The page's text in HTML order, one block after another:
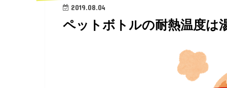
2019.08.04
ペットボトルの耐熱温度は